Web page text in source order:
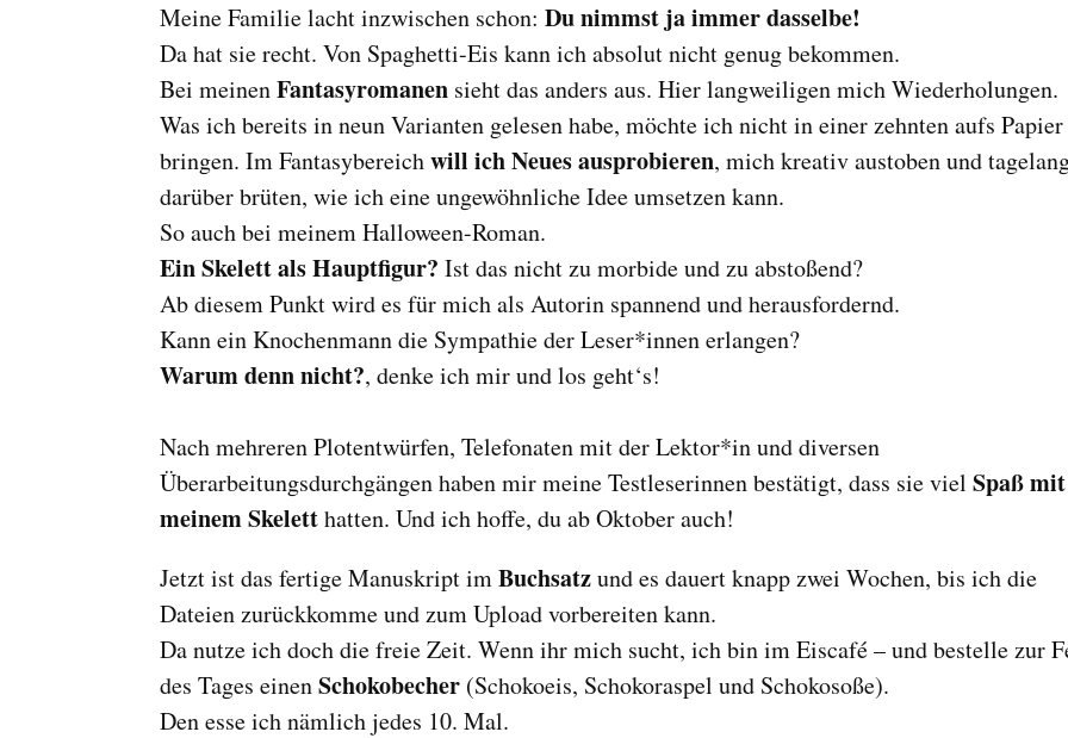
Meine Familie lacht inzwischen schon:Du nimmst ja immer dasselbe!
Da hat sie recht. Von Spaghetti-Eis kann ich absolut nicht genug bekommen.
Bei meinenFantasyromanen sieht das anders aus. Hier langweiligen mich Wiederholungen.
Was ich bereits in neun Varianten gelesen habe, möchte ich nicht in einer zehnten aufs Papier
bringen. Im Fantasybereichwill ich Neues ausprobieren, mich kreativ austoben und
darüber brüten, wie ich eine ungewöhnliche Idee umsetzen kann.
So auch bei meinem Halloween-Roman.
Ein Skelett als Hauptfigur? Ist das nicht zu morbide und zu abstoßend?
Ab diesem Punkt wird es für mich als Autorin spannend und herausfordernd.
Kann ein Knochenmann die Sympathie der Leser*innen erlangen?
Warum denn nicht?, denke ich mir und los geht‘s!
Nach mehreren Plotentwürfen, Telefonaten mit der Lektor*in und diversen
Überarbeitungsdurchgängen haben mir meine Testleserinnen bestätigt, dass sie vielSpaß mit
meinem Skeletthatten. Und ich hoffe, du ab Oktober auch!
Jetzt ist das fertige Manuskript imBuchsatzund es dauert knapp zwei Wochen, bis ich die
Dateien zurückkomme und zum Upload vorbereiten kann.
Da nutze ich doch die freie Zeit. Wenn ihr mich sucht, ich bin im Eiscafé – und bestelle zur
des Tages einenSchokobecher (Schokoeis, Schokoraspel und Schokosoße).
Den esse ich nämlich jedes 10. Mal.